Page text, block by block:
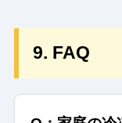
9. FAQ